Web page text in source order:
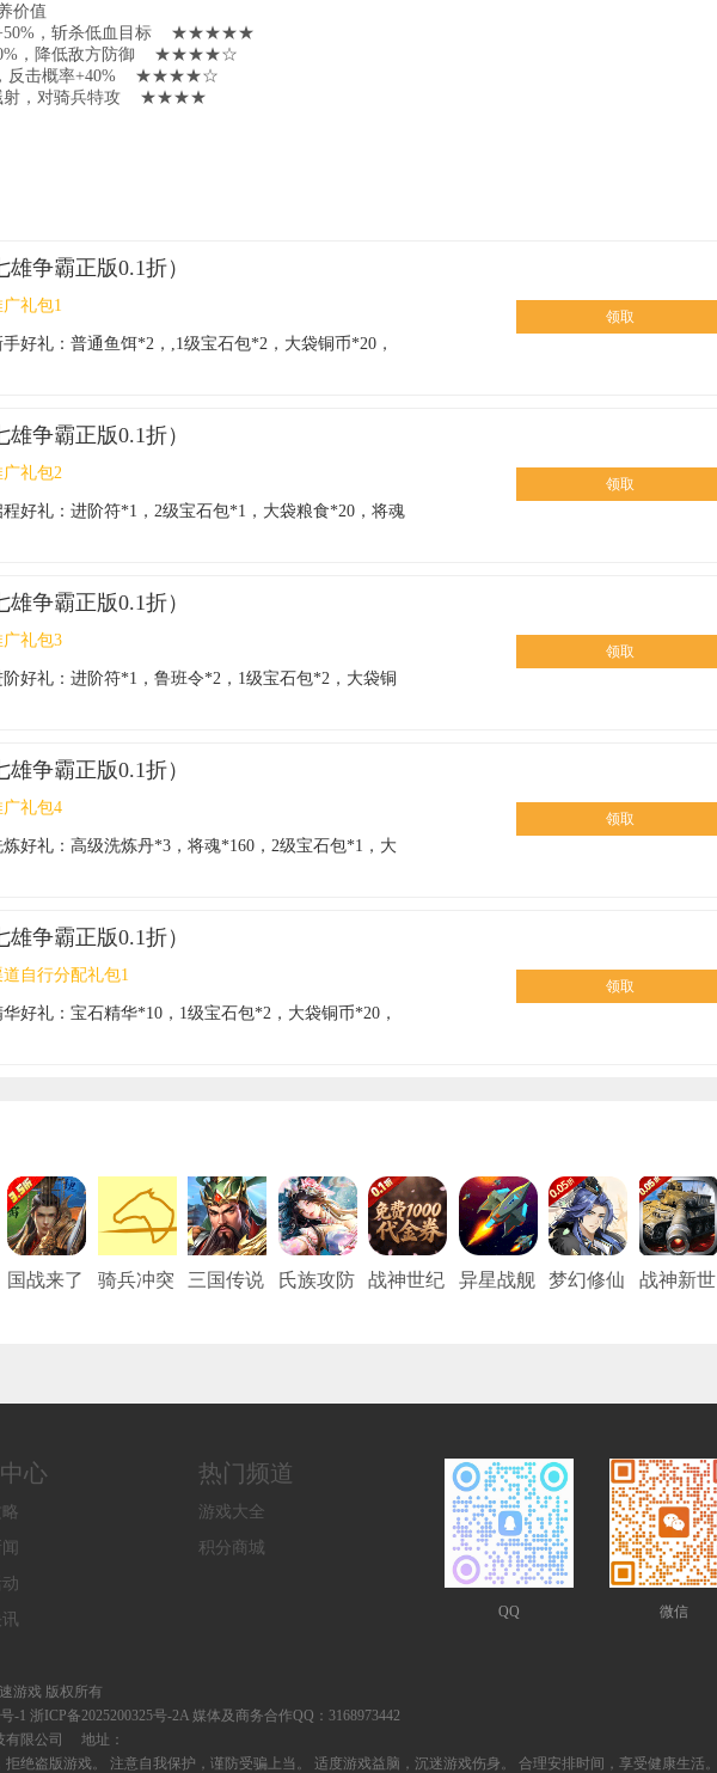
价值
，斩杀低血目标 ★★★★★
，降低敌方防御 ★★★★☆
反击概率+40% ★★★★☆
射，对骑兵特攻 ★★★★
雄争霸正版0.1折）
广礼包1
手好礼：普通鱼饵*2，,1级宝石包*2，大袋铜币*20，
领取
雄争霸正版0.1折）
广礼包2
程好礼：进阶符*1，2级宝石包*1，大袋粮食*20，将魂
领取
雄争霸正版0.1折）
广礼包3
阶好礼：进阶符*1，鲁班令*2，1级宝石包*2，大袋铜
领取
雄争霸正版0.1折）
广礼包4
炼好礼：高级洗炼丹*3，将魂*160，2级宝石包*1，大
领取
雄争霸正版0.1折）
道自行分配礼包1
华好礼：宝石精华*10，1级宝石包*2，大袋铜币*20，
领取
国战来了
骑兵冲突
三国传说
氏族攻防
战神世纪
异星战舰
梦幻修仙
战神新世
心 热门频道
游戏大全
积分商城
QQ 微信
游戏 版权所有
-1 浙ICP备2025200325号-2A 媒体及商务合作QQ：3168973442
有限公司 地址：
绝盗版游戏。 注意自我保护，谨防受骗上当。 适度游戏益脑，沉迷游戏伤身。 合理安排时间，享受健康生活。